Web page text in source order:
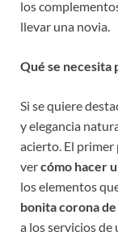
los
llevar una novia.
Qué se necesita
Si se quiere
y elegancia
acierto. El primer
vercómo hacer
los elementos
bonita corona
a los servicios